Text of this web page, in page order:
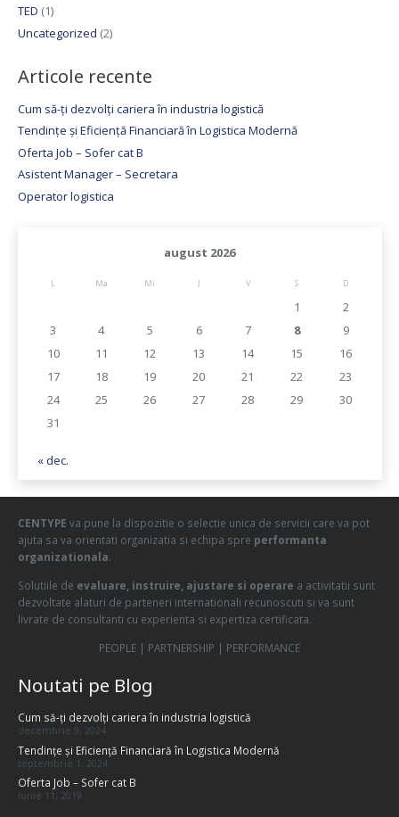
TED (1)
Uncategorized (2)
Articole recente
Cum să-ți dezvolți cariera în industria logistică
Tendințe și Eficiență Financiară în Logistica Modernă
Oferta Job – Sofer cat B
Asistent Manager – Secretara
Operator logistica
august 2026
L Ma Mi J V S D
1
2
3
4 5 6 7 8
9
10
11 12 13 14 15
16
17
18 19 20 21 22
23
24
25 26 27 28 29
30
31
« dec.
CENTYPE va pune la dispozitie o selectie unica de servicii care va pot
ajuta sa va orientati organizatia si echipa spre performanta
organizationala.
Solutiile de evaluare, instruire, ajustare si operare a activitatii sunt
dezvoltate alaturi de parteneri internationali recunoscuti si va sunt
livrate de consultanti cu experienta si expertiza certificata.
PEOPLE | PARTNERSHIP | PERFORMANCE
Noutati pe Blog
Cum să-ți dezvolți cariera în industria logistică
decembrie 9, 2024
Tendințe și Eficiență Financiară în Logistica Modernă
septembrie 1, 2024
Oferta Job – Sofer cat B
iunie 11, 2019